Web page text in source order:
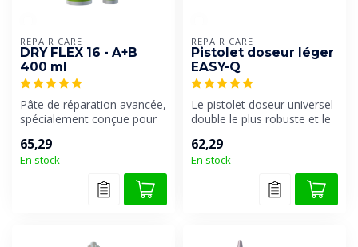
REPAIR CARE
DRY FLEX 16 - A+B
400 ml
Pâte de réparation avancée,
spécialement conçue pour
importantes...
65,29
En stock
REPAIR CARE
Pistolet doseur léger
EASY-Q
Le pistolet doseur universel
double le plus robuste et le
62,29
En stock